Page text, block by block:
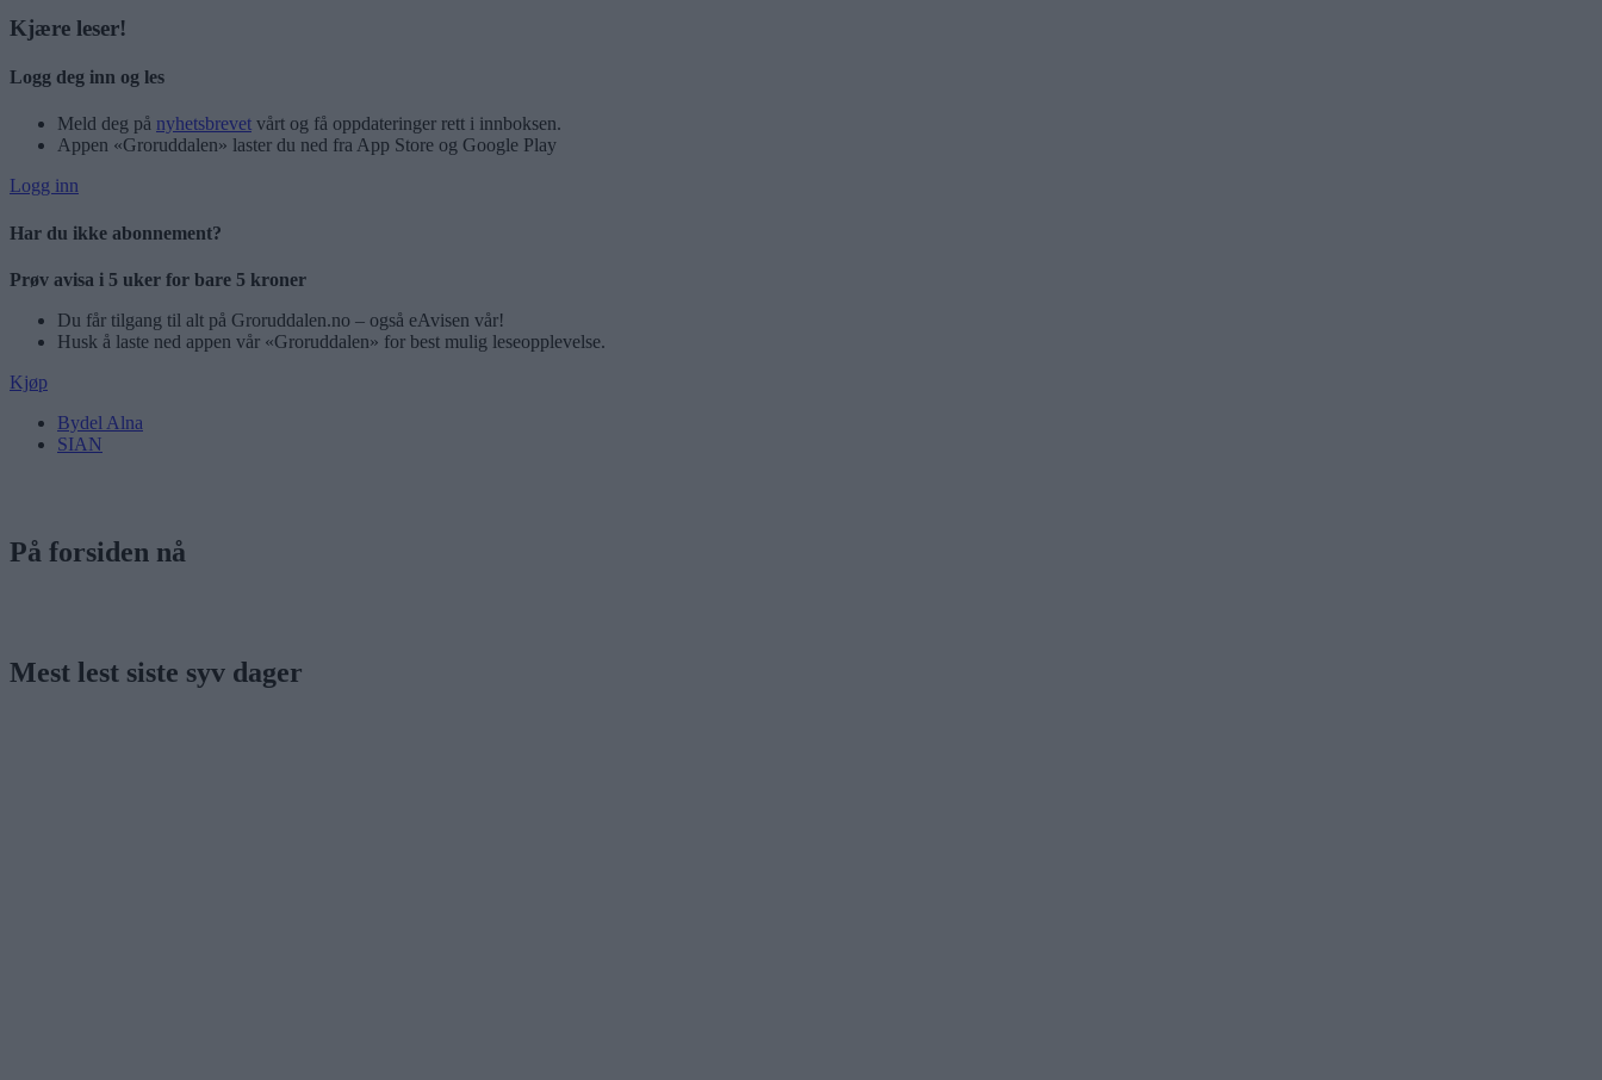
Kjære leser!
Logg deg inn og les
Meld deg på nyhetsbrevet vårt og få oppdateringer rett i innboksen.
Appen «Groruddalen» laster du ned fra App Store og Google Play
Logg inn
Har du ikke abonnement?
Prøv avisa i 5 uker for bare 5 kroner
Du får tilgang til alt på Groruddalen.no – også eAvisen vår!
Husk å laste ned appen vår «Groruddalen» for best mulig leseopplevelse.
Kjøp
Bydel Alna
SIAN
På forsiden nå
Mest lest siste syv dager